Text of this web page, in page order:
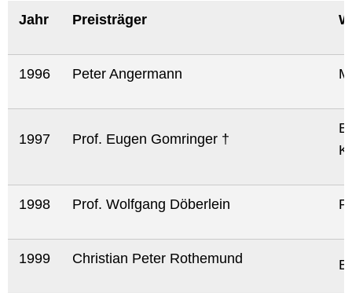
Jahr Preisträger
1996 Peter Angermann
1997 Prof. Eugen Gomringer †
1998 Prof. Wolfgang Döberlein
1999 Christian Peter Rothemund